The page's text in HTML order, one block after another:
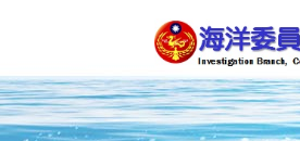
到
主
要
內
容
Skip
to